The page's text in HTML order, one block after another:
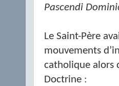
Pascendi
Le Saint-Père
mouvements
catholique alors
Doctrine :